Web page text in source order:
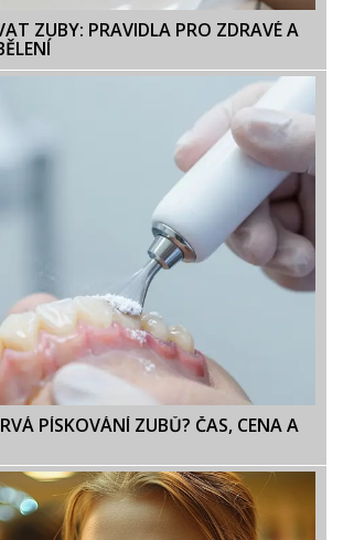
ZUBY: PRAVIDLA PRO ZDRAVÉ A
PÍSKOVÁNÍ ZUBŮ? ČAS, CENA A